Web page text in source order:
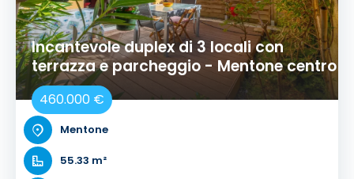
Incantevole duplex di 3 locali con
terrazza e parcheggio - Mentone centro
460.000 €
Mentone
55.33 m²